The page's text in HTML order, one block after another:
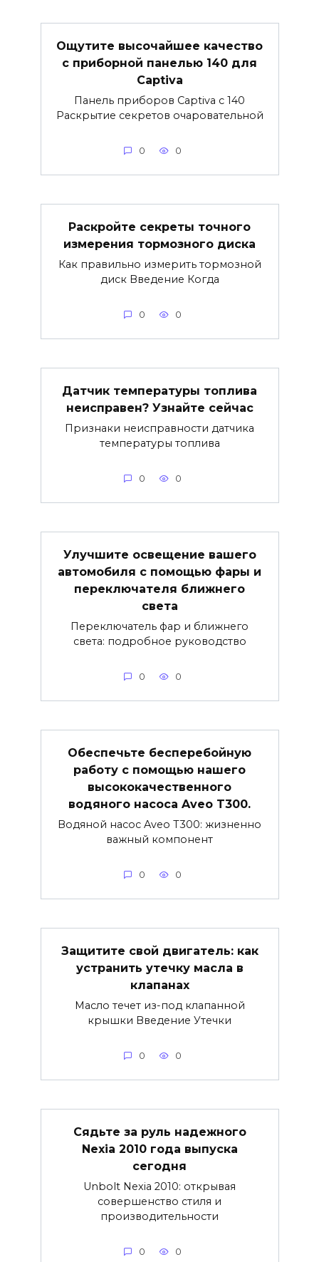
Ощутите высочайшее качество
с приборной панелью 140 для
Captiva
Панель приборов Captiva с 140
Раскрытие секретов очаровательной
0 0
Раскройте секреты точного
измерения тормозного диска
Как правильно измерить тормозной
диск Введение Когда
0 0
Датчик температуры топлива
неисправен? Узнайте сейчас
Признаки неисправности датчика
температуры топлива
0 0
Улучшите освещение вашего
автомобиля с помощью фары и
переключателя ближнего
света
Переключатель фар и ближнего
света: подробное руководство
0 0
Обеспечьте бесперебойную
работу с помощью нашего
высококачественного
водяного насоса Aveo T300.
Водяной насос Aveo T300: жизненно
важный компонент
0 0
Защитите свой двигатель: как
устранить утечку масла в
клапанах
Масло течет из-под клапанной
крышки Введение Утечки
0 0
Сядьте за руль надежного
Nexia 2010 года выпуска
сегодня
Unbolt Nexia 2010: открывая
совершенство стиля и
производительности
0 0